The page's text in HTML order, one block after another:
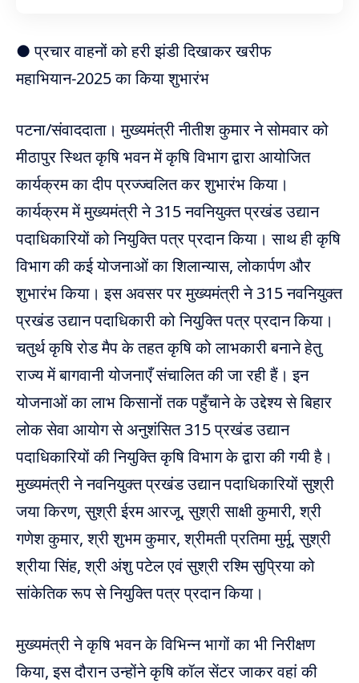
● प्रचार वाहनों को हरी झंडी दिखाकर खरीफ
महाभियान-2025 का किया शुभारंभ
पटना/संवाददाता। मुख्यमंत्री नीतीश कुमार ने सोमवार को
मीठापुर स्थित कृषि भवन में कृषि विभाग द्वारा आयोजित
कार्यक्रम का दीप प्रज्ज्वलित कर शुभारंभ किया।
कार्यक्रम में मुख्यमंत्री ने 315 नवनियुक्त प्रखंड उद्यान
पदाधिकारियों को नियुक्ति पत्र प्रदान किया। साथ ही कृषि
विभाग की कई योजनाओं का शिलान्यास, लोकार्पण और
शुभारंभ किया। इस अवसर पर मुख्यमंत्री ने 315 नवनियुक्त
प्रखंड उद्यान पदाधिकारी को नियुक्ति पत्र प्रदान किया।
चतुर्थ कृषि रोड मैप के तहत कृषि को लाभकारी बनाने हेतु
राज्य में बागवानी योजनाएँ संचालित की जा रही हैं। इन
योजनाओं का लाभ किसानों तक पहुँचाने के उद्देश्य से बिहार
लोक सेवा आयोग से अनुशंसित 315 प्रखंड उद्यान
पदाधिकारियों की नियुक्ति कृषि विभाग के द्वारा की गयी है।
मुख्यमंत्री ने नवनियुक्त प्रखंड उद्यान पदाधिकारियों सुश्री
जया किरण, सुश्री ईरम आरजू, सुश्री साक्षी कुमारी, श्री
गणेश कुमार, श्री शुभम कुमार, श्रीमती प्रतिमा मुर्मू, सुश्री
श्रीया सिंह, श्री अंशु पटेल एवं सुश्री रश्मि सुप्रिया को
सांकेतिक रूप से नियुक्ति पत्र प्रदान किया।
मुख्यमंत्री ने कृषि भवन के विभिन्न भागों का भी निरीक्षण
किया, इस दौरान उन्होंने कृषि कॉल सेंटर जाकर वहां की